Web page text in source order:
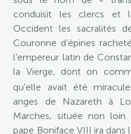
conduisit les clercs et
Occident les sacralités
Couronne d’épines
l’empereur latin de
la Vierge, dont on
qu’elle avait été
anges de Nazareth à
Marches, située non loin
pape Boniface VIII ira